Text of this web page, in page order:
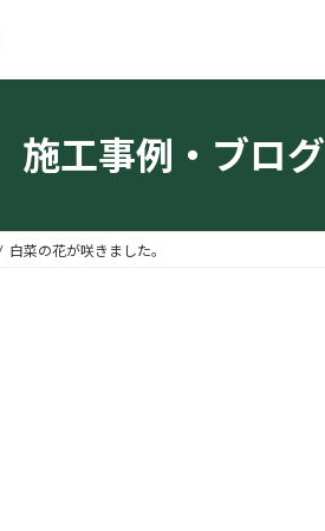
施工事例・ブログ
白菜の花が咲きました。